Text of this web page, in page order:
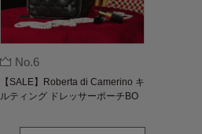
No.6
【SALE】Roberta di Camerino キ
ルティング ドレッサーポーチBO